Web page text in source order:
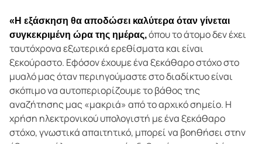
«Η εξάσκηση θα αποδώσει καλύτερα όταν γίνεται
συγκεκριμένη ώρα της ημέρας,όπου το άτομο δεν έχει
ταυτόχρονα εξωτερικά ερεθίσματα και είναι
ξεκούραστο. Εφόσον έχουμε ένα ξεκάθαρο στόχο στο
μυαλό μας όταν περιηγούμαστε στο διαδίκτυο είναι
σκόπιμο να αυτοπεριορίζουμε το βάθος της
αναζήτησης μας «μακριά» από το αρχικό σημείο. Η
χρήση ηλεκτρονικού υπολογιστή με ένα ξεκάθαρο
στόχο, γνωστικά απαιτητικό, μπορεί να βοηθήσει στην